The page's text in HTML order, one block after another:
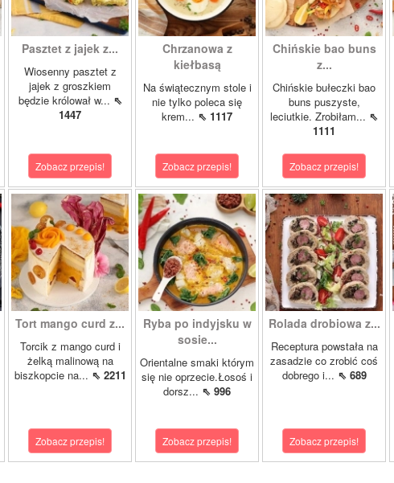
Pasztet z jajek z...
Wiosenny pasztet z
jajek z groszkiem
będzie królował w... ⇖
1447
Zobacz przepis!
Chrzanowa z
kiełbasą
Na świątecznym stole i
nie tylko poleca się
krem... ⇖ 1117
Zobacz przepis!
Chińskie bao buns
z...
Chińskie bułeczki bao
buns puszyste,
leciutkie. Zrobiłam... ⇖
1111
Zobacz przepis!
Tort mango curd z...
Torcik z mango curd i
żelką malinową na
biszkopcie na... ⇖ 2211
Zobacz przepis!
Ryba po indyjsku w
sosie...
Orientalne smaki którym
się nie oprzecie.Łosoś i
dorsz... ⇖ 996
Zobacz przepis!
Rolada drobiowa z...
Receptura powstała na
zasadzie co zrobić coś
dobrego i... ⇖ 689
Zobacz przepis!